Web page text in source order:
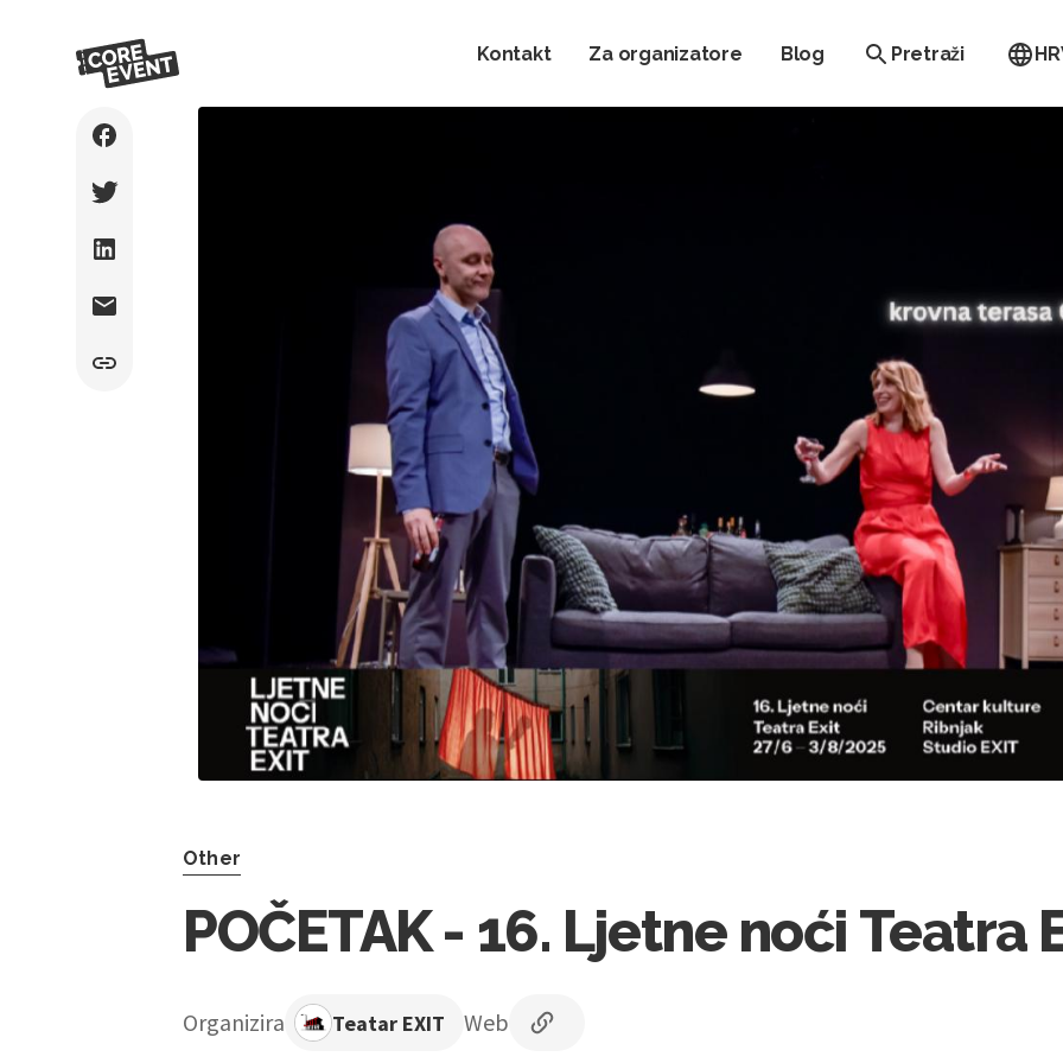
Kontakt Za organizatore Blog Pretraži
Other
POČETAK - 16. Ljetne noći Teatra
Organizira Teatar EXIT Web